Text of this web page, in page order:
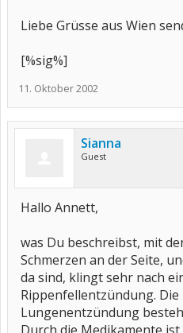
Liebe Grüsse aus Wien
[%sig%]
11. Oktober 2002
Sianna
Guest
Hallo Annett,
was Du beschreibst, mit
Schmerzen an der Seite,
da sind, klingt sehr nach
Rippenfellentzündung.
Lungenentzündung